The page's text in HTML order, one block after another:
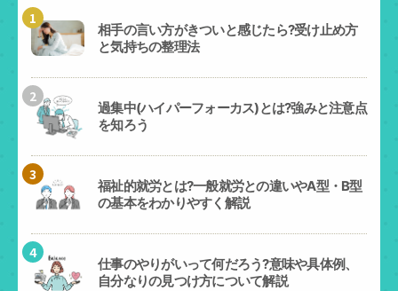
1
相手の言い方がきついと感じたら?受け止め方
と気持ちの整理法
2
過集中(ハイパーフォーカス)とは?強みと注意点
を知ろう
3
福祉的就労とは?一般就労との違いやA型・B型
の基本をわかりやすく解説
4
仕事のやりがいって何だろう?意味や具体例、
自分なりの見つけ方について解説